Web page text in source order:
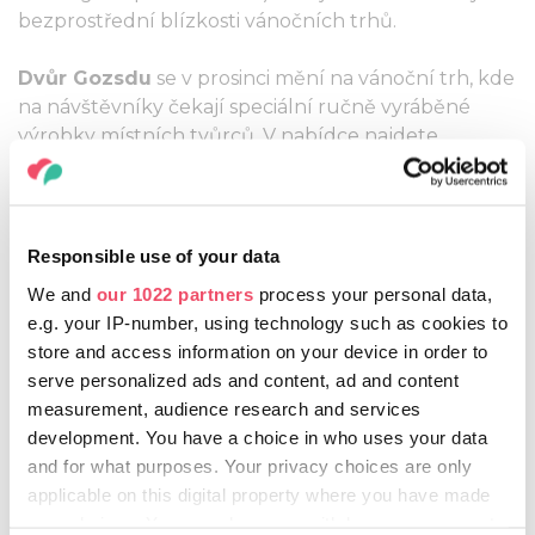
Responsible use of your data
We and our 1022 partners process your personal data,
e.g. your IP-number, using technology such as cookies to
store and access information on your device in order to
serve personalized ads and content, ad and content
measurement, audience research and services
development. You have a choice in who uses your data
and for what purposes. Your privacy choices are only
applicable on this digital property where you have made
bezprostřední blízkosti vánočních trhů.
Dvůr Gozsdu se v prosinci mění na vánoční trh, kde
na návštěvníky čekají speciální ručně vyráběné
výrobky místních tvůrců. V nabídce najdete
designérské kousky, umělecká díla ve stylu vintage
a retro, předměty užitého umění, šperky z minerálů
dotváří pohádková vánoční výzdoba dvora Gozsdu.
masových výrobků hledají osobité dárky na míru a
svým nákupem zároveň podporují místní
řemeslníky.
Jak se blíží svátky, také Milleniární parkse zahalí
do světla: 6. a 13. prosince v parku Széllkapu zvou
světla, hudba a společné zážitky na intimní oslavu.
Programy zpestřují rodinné aktivity, hlazení